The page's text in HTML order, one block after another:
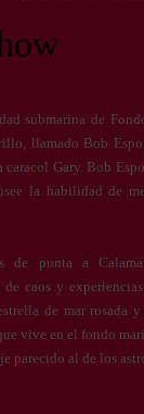
submarina de
llamado Bob
Gary. Bob
la habilidad de
punta a
caos y
de mar rosada
vive en el fondo
parecido al de los